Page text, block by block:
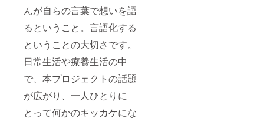
んが自らの言葉で想いを語
るということ。言語化する
ということの大切さです。
日常生活や療養生活の中
で、本プロジェクトの話題
が広がり、一人ひとりに
とって何かのキッカケにな